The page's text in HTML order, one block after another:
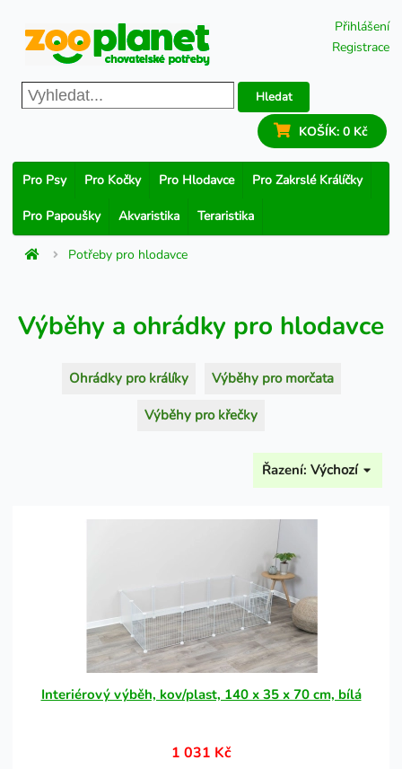
Přihlášení
Registrace
Hledat
KOŠÍK: 0 Kč
Pro Psy Pro Kočky Pro Hlodavce Pro Zakrslé Králíčky
Pro Papoušky Akvaristika Teraristika
Potřeby pro hlodavce
Výběhy a ohrádky pro hlodavce
Ohrádky pro králíky Výběhy pro morčata
Výběhy pro křečky
Řazení: Výchozí
Interiérový výběh, kov/plast, 140 x 35 x 70 cm, bílá
1 031 Kč